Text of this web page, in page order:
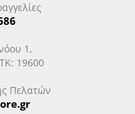
1,
19600
Πελατών